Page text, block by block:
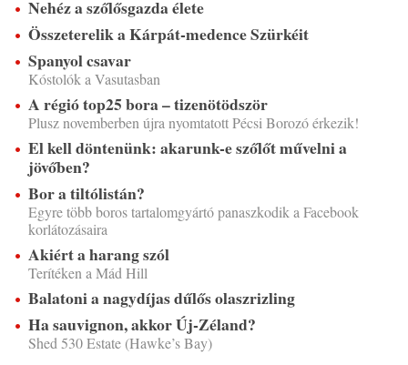
Nehéz a szőlősgazda élete
Összeterelik a Kárpát-medence Szürkéit
Spanyol csavar
Kóstolók a Vasutasban
A régió top25 bora – tizenötödször
Plusz novemberben újra nyomtatott Pécsi Borozó érkezik!
El kell döntenünk: akarunk-e szőlőt művelni a
jövőben?
Bor a tiltólistán?
Egyre több boros tartalomgyártó panaszkodik a Facebook
korlátozásaira
Akiért a harang szól
Terítéken a Mád Hill
Balatoni a nagydíjas dűlős olaszrizling
Ha sauvignon, akkor Új-Zéland?
Shed 530 Estate (Hawke’s Bay)